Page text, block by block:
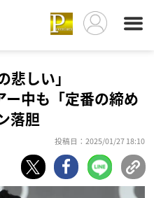
悲しい」
中も「定番の締め
落胆
投稿日：2025/01/27 18:10